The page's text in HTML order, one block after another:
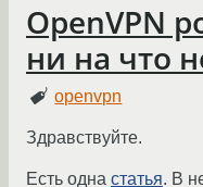
OpenVPN
ни на что
openvpn
Здравствуйте.
Есть одна статья. В